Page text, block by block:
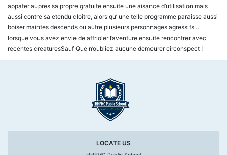
appater aupres sa propre gratuite ensuite une aisance d’utilisation mais
aussi contre sa etendu cloitre, alors qu’ une telle programme paraisse aussi
boiser maintes descends ou autre plusieurs personnages agressifs…
lorsque vous avez envie de affrioler l’aventure ensuite rencontrer avec
recentes creaturesSauf Que n’oubliez aucune demeurer circonspect !
LOCATE US